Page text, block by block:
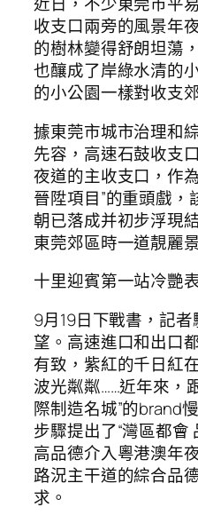
收支口兩旁的風景年
的樹林變得舒朗坦蕩
也釀成了岸綠水清的
的小公園一樣對收支
據東莞市城市治理和
先容，高速石鼓收支
夜道的主收支口，作
晉陞項目”的重頭戲
朝已落成并初步浮現
東莞郊區時一道靚麗
十里迎賓第一站冷艷
9月19日下戰書，記
望。高速進口和出口
有致，紫紅的千日紅
波光粼粼……近年來，
際制造名城”的brand
步驟提出了“灣區都會
高品德介入粵港澳年
路況主干道的綜合品
求。